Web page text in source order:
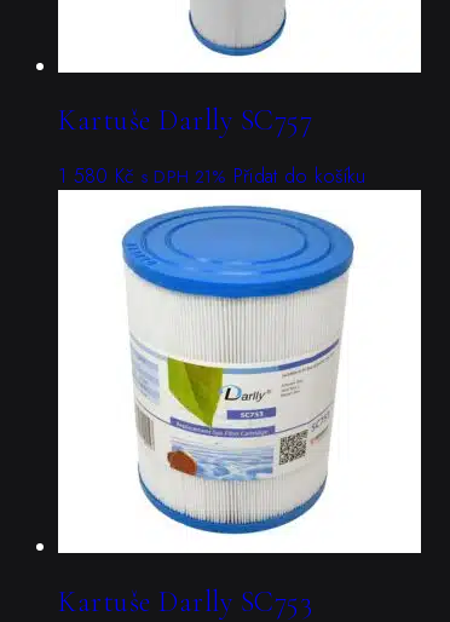
Kartuše Darlly SC757
1 580 Kč s DPH 21% Přidat do košíku
Kartuše Darlly SC753